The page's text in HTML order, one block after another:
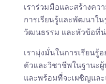
เราร่วมมือและสร้างคว
การเรียนรู้และพัฒนาใ
วัฒนธรรม และหัวข้อที่
เรามุ่งมั่นในการเรียนรู้
ตัวและวิชาชีพในฐานะ
และพร้อมที่จะเผชิญแล